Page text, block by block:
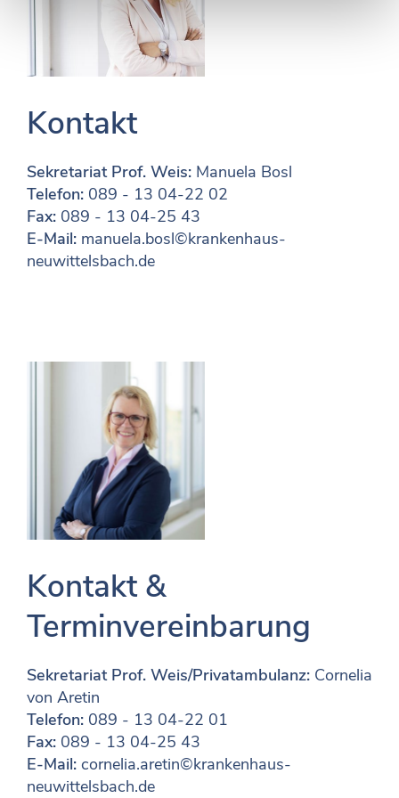
Kontakt
Sekretariat Prof. Weis: Manuela Bosl
Telefon: 089 - 13 04-22 02
Fax: 089 - 13 04-25 43
E-Mail: manuela.bosl©krankenhaus-
neuwittelsbach.de
Kontakt &
Terminvereinbarung
Sekretariat Prof. Weis/Privatambulanz: Cornelia
von Aretin
Telefon: 089 - 13 04-22 01
Fax: 089 - 13 04-25 43
E-Mail: cornelia.aretin©krankenhaus-
neuwittelsbach.de